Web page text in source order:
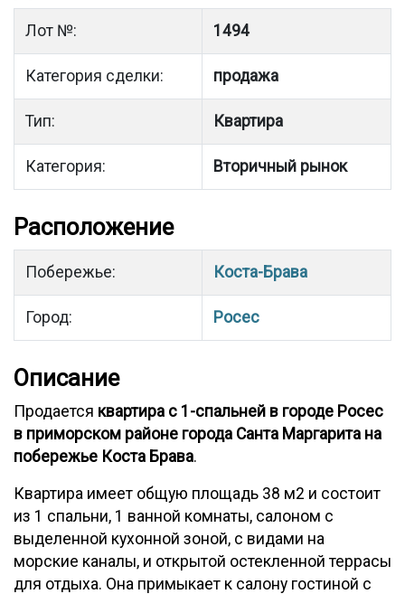
Лот №: 1494
Категория сделки: продажа
Тип: Квартира
Категория: Вторичный рынок
Расположение
Побережье: Коста-Брава
Город: Росес
Описание
Продается квартира с 1-спальней в городе Росес
в приморском районе города Санта Маргарита на
побережье Коста Брава.
Квартира имеет общую площадь 38 м2 и состоит
из 1 спальни, 1 ванной комнаты, салоном с
выделенной кухонной зоной, с видами на
морские каналы, и открытой остекленной террасы
для отдыха. Она примыкает к салону гостиной с